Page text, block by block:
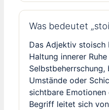
Was bedeutet
Das Adjektiv stoisch
Haltung innerer Ruhe
Selbstbeherrschung,
Umstände oder
sichtbare
Begriff leitet sich